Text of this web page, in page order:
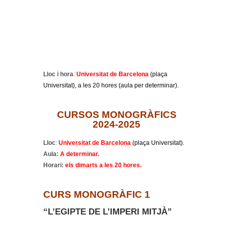
Lloc i hora: Universitat de Barcelona (plaça
Universitat), a les 20 hores (aula per determinar).
CURSOS MONOGRÀFICS
2024-2025
Lloc: Universitat de Barcelona (plaça Universitat).
Aula: A determinar.
Horari: els dimarts a les 20 hores.
CURS MONOGRÀFIC 1
“L’EGIPTE DE L’IMPERI MITJÀ”